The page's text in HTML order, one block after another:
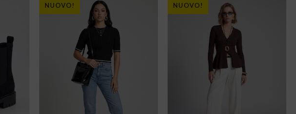
NUOVO! NUOVO!